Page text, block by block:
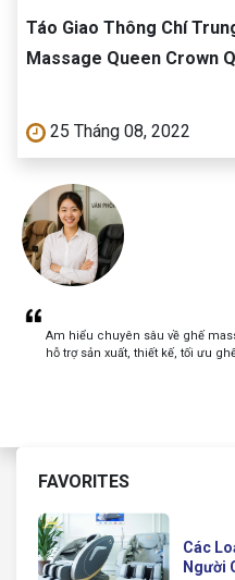
Táo Giao Thông Chí
Massage Queen Crown
25 Tháng 08, 2022
Am hiểu chuyên sâu về ghế
hỗ trợ sản xuất, thiết kế, tối ưu
FAVORITES
Các
Người